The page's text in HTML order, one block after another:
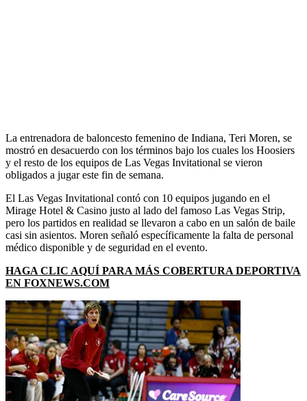
La entrenadora de baloncesto femenino de Indiana, Teri Moren, se
mostró en desacuerdo con los términos bajo los cuales los Hoosiers
y el resto de los equipos de Las Vegas Invitational se vieron
obligados a jugar este fin de semana.
El Las Vegas Invitational contó con 10 equipos jugando en el
Mirage Hotel & Casino justo al lado del famoso Las Vegas Strip,
pero los partidos en realidad se llevaron a cabo en un salón de baile
casi sin asientos. Moren señaló específicamente la falta de personal
médico disponible y de seguridad en el evento.
HAGA CLIC AQUÍ PARA MÁS COBERTURA DEPORTIVA
EN FOXNEWS.COM